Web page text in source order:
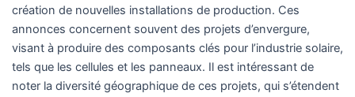
création de nouvelles installations de production. Ces
annonces concernent souvent des projets d’envergure,
visant à produire des composants clés pour l’industrie solaire,
tels que les cellules et les panneaux. Il est intéressant de
noter la diversité géographique de ces projets, qui s’étendent